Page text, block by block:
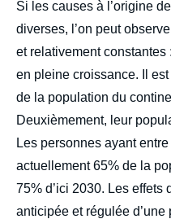
body
Si les causes à l’origine
diverses, l’on peut
et relativement
en pleine croissance. Il
de la population du
Deuxièmement, leur
Les personnes ayant
actuellement 65% de la
75% d’ici 2030. Les effets
anticipée et régulée